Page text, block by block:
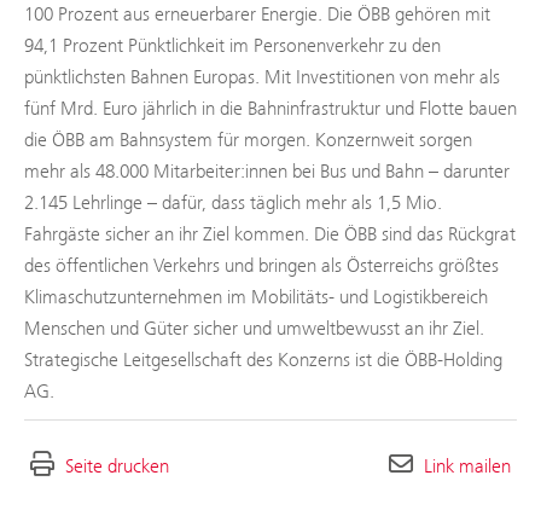
100 Prozent aus erneuerbarer Energie. Die ÖBB gehören mit
94,1 Prozent Pünktlichkeit im Personenverkehr zu den
pünktlichsten Bahnen Europas. Mit Investitionen von mehr als
fünf Mrd. Euro jährlich in die Bahninfrastruktur und Flotte bauen
die ÖBB am Bahnsystem für morgen. Konzernweit sorgen
mehr als 48.000 Mitarbeiter:innen bei Bus und Bahn – darunter
2.145 Lehrlinge – dafür, dass täglich mehr als 1,5 Mio.
Fahrgäste sicher an ihr Ziel kommen. Die ÖBB sind das Rückgrat
des öffentlichen Verkehrs und bringen als Österreichs größtes
Klimaschutzunternehmen im Mobilitäts- und Logistikbereich
Menschen und Güter sicher und umweltbewusst an ihr Ziel.
Strategische Leitgesellschaft des Konzerns ist die ÖBB-Holding
AG.
Seite drucken Link mailen